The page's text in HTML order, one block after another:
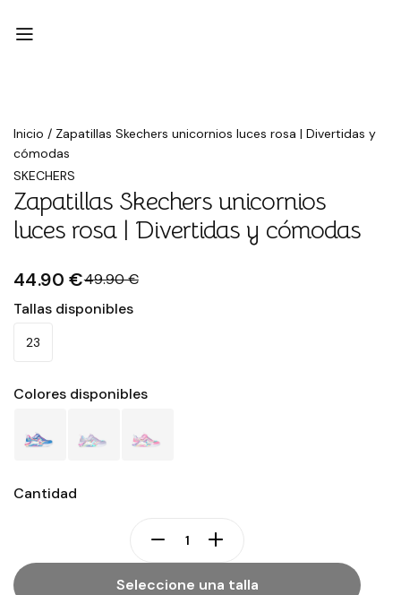
Inicio / Zapatillas Skechers unicornios luces rosa | Divertidas y
cómodas
Rebajado
SKECHERS
Zapatillas Skechers unicornios
luces rosa | Divertidas y cómodas
44.90 €49.90 €
Tallas disponibles
23
Colores disponibles
Cantidad
Seleccione una talla